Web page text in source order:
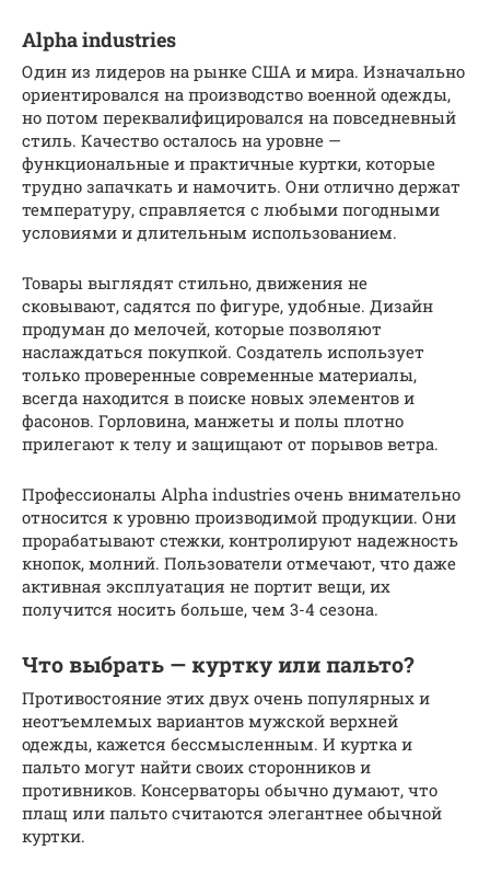
Alpha industries
Один из лидеров на рынке США и мира. Изначально
ориентировался на производство военной одежды,
но потом переквалифицировался на повседневный
стиль. Качество осталось на уровне —
функциональные и практичные куртки, которые
трудно запачкать и намочить. Они отлично держат
температуру, справляется с любыми погодными
условиями и длительным использованием.
Товары выглядят стильно, движения не
сковывают, садятся по фигуре, удобные. Дизайн
продуман до мелочей, которые позволяют
наслаждаться покупкой. Создатель использует
только проверенные современные материалы,
всегда находится в поиске новых элементов и
фасонов. Горловина, манжеты и полы плотно
прилегают к телу и защищают от порывов ветра.
Профессионалы Alpha industries очень внимательно
относится к уровню производимой продукции. Они
прорабатывают стежки, контролируют надежность
кнопок, молний. Пользователи отмечают, что даже
активная эксплуатация не портит вещи, их
получится носить больше, чем 3-4 сезона.
Что выбрать — куртку или пальто?
Противостояние этих двух очень популярных и
неотъемлемых вариантов мужской верхней
одежды, кажется бессмысленным. И куртка и
пальто могут найти своих сторонников и
противников. Консерваторы обычно думают, что
плащ или пальто считаются элегантнее обычной
куртки.